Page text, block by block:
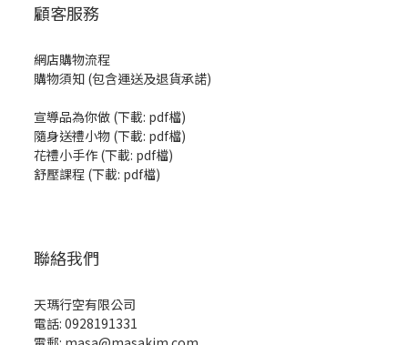
顧客服務
網店購物流程
購物須知 (包含運送及退貨承諾)
宣導品為你做 (下載: pdf檔)
隨身送禮小物 (下載: pdf檔)
花禮小手作 (下載: pdf檔)
舒壓課程 (下載: pdf檔)
聯絡我們
天瑪行空有限公司
電話: 0928191331